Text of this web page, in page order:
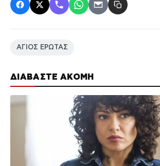
ΔΙΑΒΑΣΤΕ ΑΚΟΜΗ
ΑΓΙΟΣ ΕΡΩΤΑΣ